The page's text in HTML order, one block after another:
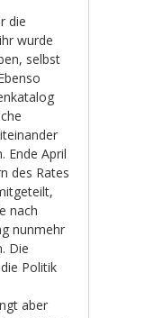
die
wurde
selbst
Ende April
des Rates
nach
nunmehr
Die
Politik
aber